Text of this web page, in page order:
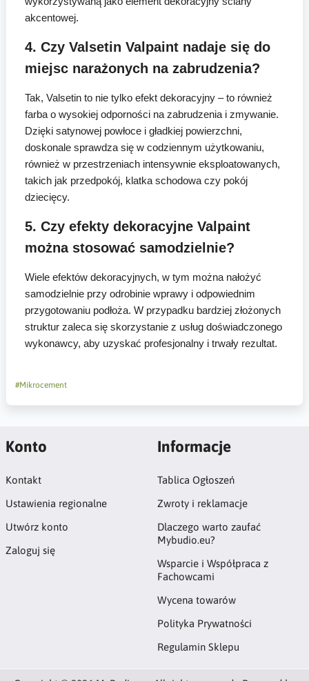
akcentowej.
4. Czy Valsetin Valpaint nadaje się do
miejsc narażonych na zabrudzenia?
Tak, Valsetin to nie tylko efekt dekoracyjny – to również
farba o wysokiej odporności na zabrudzenia i zmywanie.
Dzięki satynowej powłoce i gładkiej powierzchni,
doskonale sprawdza się w codziennym użytkowaniu,
również w przestrzeniach intensywnie eksploatowanych,
takich jak przedpokój, klatka schodowa czy pokój
dziecięcy.
5. Czy efekty dekoracyjne Valpaint
można stosować samodzielnie?
Wiele efektów dekoracyjnych, w tym można nałożyć
samodzielnie przy odrobinie wprawy i odpowiednim
przygotowaniu podłoża. W przypadku bardziej złożonych
struktur zaleca się skorzystanie z usług doświadczonego
wykonawcy, aby uzyskać profesjonalny i trwały rezultat.
#Mikrocement
Konto
Kontakt
Ustawienia regionalne
Utwórz konto
Zaloguj się
Informacje
Tablica Ogłoszeń
Zwroty i reklamacje
Dlaczego warto zaufać
Mybudio.eu?
Wsparcie i Współpraca z
Fachowcami
Wycena towarów
Polityka Prywatności
Regulamin Sklepu